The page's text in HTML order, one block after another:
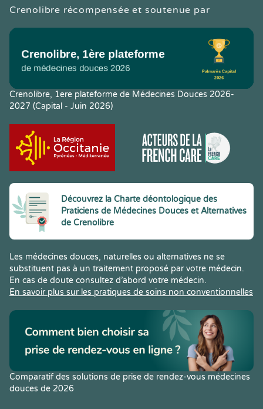
Crenolibre récompensée et soutenue par
Crenolibre, 1ere plateforme de Médecines Douces 2026-
2027 (Capital - Juin 2026)
Découvrez la Charte déontologique des
Praticiens de Médecines Douces et Alternatives
de Crenolibre
Les médecines douces, naturelles ou alternatives ne se
substituent pas à un traitement proposé par votre médecin.
En cas de doute consultez d’abord votre médecin.
En savoir plus sur les pratiques de soins non conventionnelles
Comparatif des solutions de prise de rendez-vous médecines
douces de 2026